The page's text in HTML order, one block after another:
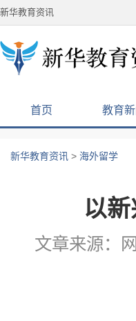
新华教育资讯
首页 教育新
新华教育资讯 > 海外留学
以
文章来源：